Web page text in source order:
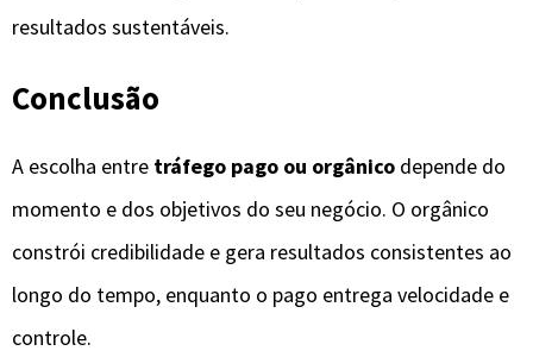
resultados sustentáveis.
Conclusão
A escolha entre tráfego pago ou orgânico depende do
momento e dos objetivos do seu negócio. O orgânico
constrói credibilidade e gera resultados consistentes ao
longo do tempo, enquanto o pago entrega velocidade e
controle.